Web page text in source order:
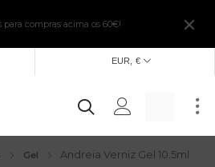
para compras acima os 60€!
EUR, €
Gel
Andreia Verniz Gel 10.5ml